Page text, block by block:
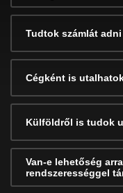
Tudtok számlát
Cégként is
Külföldről is tudok
Van-e lehetőség
rendszerességgel